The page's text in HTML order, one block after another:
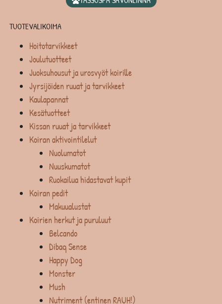
TUOTEVALIKOIMA
Hoitotarvikkeet
Joulutuotteet
Juoksuhousut ja urosvyöt koirille
Jyrsijöiden ruuat ja tarvikkeet
Kaulapannat
Kesätuotteet
Kissan ruuat ja tarvikkeet
Koiran aktivointilelut
Nuolumatot
Nuuskumatot
Ruokailua hidastavat kupit
Koiran pedit
Makuualustat
Koirien herkut ja puruluut
Belcando
Dibaq Sense
Happy Dog
Monster
Mush
Nutriment (entinen RAUH!)